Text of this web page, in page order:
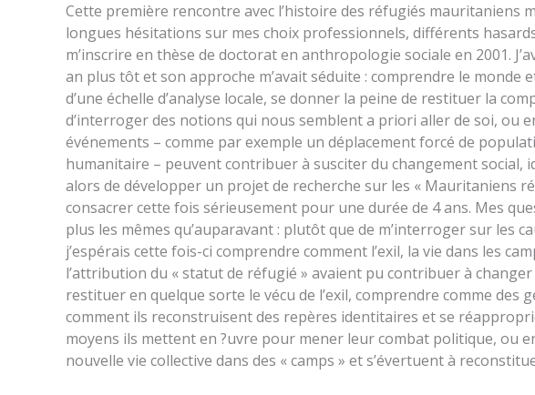
Cette première rencontre avec l’histoire des réfugiés mauritaniens
longues hésitations sur mes choix professionnels, différents
m’inscrire en thèse de doctorat en anthropologie sociale en 2001.
an plus tôt et son approche m’avait séduite : comprendre le
d’une échelle d’analyse locale, se donner la peine de restituer la
d’interroger des notions qui nous semblent a priori aller de soi, ou
événements – comme par exemple un déplacement forcé de
humanitaire – peuvent contribuer à susciter du changement social,
alors de développer un projet de recherche sur les « Mauritaniens
consacrer cette fois sérieusement pour une durée de 4 ans. Mes
plus les mêmes qu’auparavant : plutôt que de m’interroger sur les
j’espérais cette fois-ci comprendre comment l’exil, la vie dans les
l’attribution du « statut de réfugié » avaient pu contribuer à
restituer en quelque sorte le vécu de l’exil, comprendre comme des
comment ils reconstruisent des repères identitaires et se
moyens ils mettent en ?uvre pour mener leur combat politique, ou
nouvelle vie collective dans des « camps » et s’évertuent à